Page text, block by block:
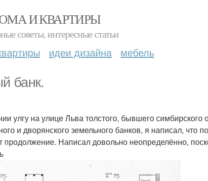
И КВАРТИРЫ
советы, интересные статьи
идеи дизайна мебель
банк.
улгу на улице Льва толстого, бывшего симбирского
и дворянского земельного банков, я написал, что
Написал довольно неопределённо,